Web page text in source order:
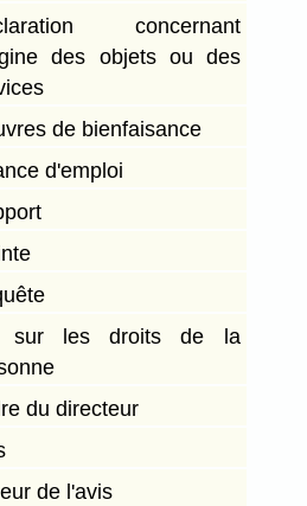
concernant
des objets ou des
de bienfaisance
d'emploi
sur les droits de la
du directeur
de l'avis